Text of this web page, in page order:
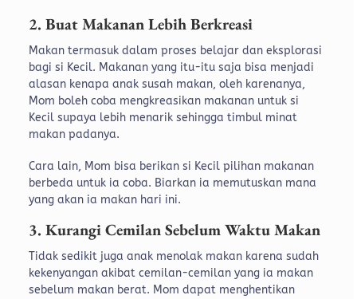
2. Buat Makanan Lebih Berkreasi
Makan termasuk dalam proses belajar dan eksplorasi
bagi si Kecil. Makanan yang itu-itu saja bisa menjadi
alasan kenapa anak susah makan, oleh karenanya,
Mom boleh coba mengkreasikan makanan untuk si
Kecil supaya lebih menarik sehingga timbul minat
makan padanya.
Cara lain, Mom bisa berikan si Kecil pilihan makanan
berbeda untuk ia coba. Biarkan ia memutuskan mana
yang akan ia makan hari ini.
3. Kurangi Cemilan Sebelum Waktu Makan
Tidak sedikit juga anak menolak makan karena sudah
kekenyangan akibat cemilan-cemilan yang ia makan
sebelum makan berat. Mom dapat menghentikan